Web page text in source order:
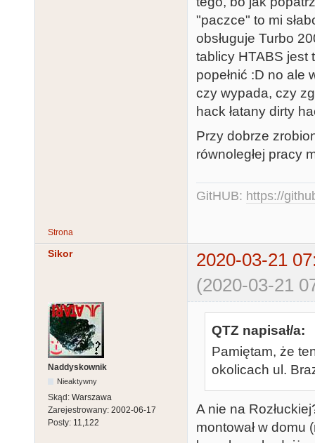
"paczce" to mi
obsługuje Turbo
tablicy HTABS jest
popełnić :D no ale
czy wypada, czy
hack łatany dirty
Przy dobrze
równoległej pracy
GitHUB: https://
Strona
Sikor
2020-03-21
(2020-03-21
Naddyskownik
Nieaktywny
Skąd: Warszawa
Zarejestrowany: 2002-06-17
Posty: 11,122
QTZ napisał/a:
Pamiętam, że
okolicach ul.
A nie na
montował w domu